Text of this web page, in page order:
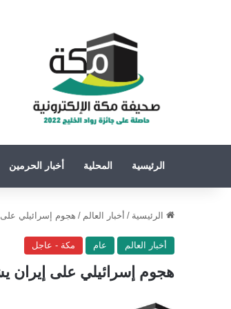
الرئيسية المحلية أخبار الحرمين
الرئيسية / أخبار العالم / هجوم إسرائيلي
أخبار العالم عام مكة - عاجل
هجوم إسرائيلي على إيران